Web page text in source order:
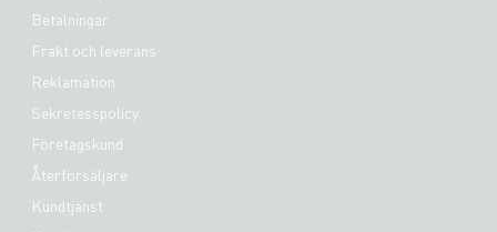
Betalningar
Frakt och leverans
Reklamation
Sekretesspolicy
Företagskund
Återförsäljare
Kundtjänst